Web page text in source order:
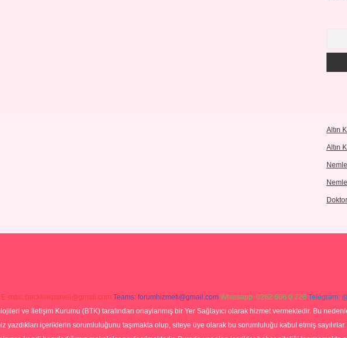
Altın
Altın
E-mail: backlinkpaneli@gmail.com Teams: forumhizmeti@gmail.com Whatsapp: 0262 606 0 726 Telegram:
ve İletişim Kurumu (BTK) tarafından onaylanmış bir Yer Sağlayıcı olarak hizmet vermektedir. Bu
yazdıkları içeriklerin sorumluluğunu taşımakta olup, siteye üye olarak bu sorumluluğu kabul etmiş